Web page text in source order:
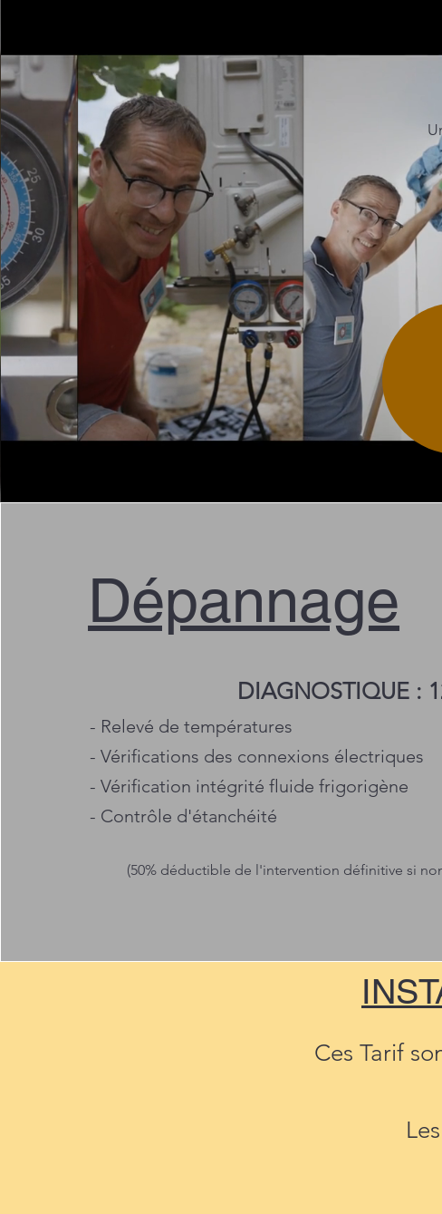
Dépannage
DIAGNOSTIQUE :
- Relevé de températures
- Vérifications des connexions électriques
- Vérification intégrité fluide frigorigène
- Contrôle d'étanchéité
(50% déductible de l'intervention définitive si
Ces Tarif